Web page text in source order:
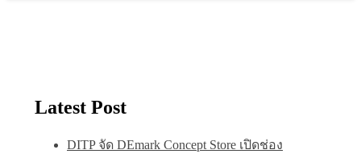
Latest Post
DITP จัด DEmark Concept Store เปิดช่อง